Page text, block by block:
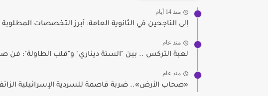
منذ 14 أيام
إلى الناجحين في الثانوية العامة: أبرز التخصصات المطلوبة
منذ عام
لعبة التركس .. بين "الستة ديناري" و"قلب الطاولة": فن
منذ عام
«صحاب الأرض».. ضربة قاصمة للسردية الإسرائيلية